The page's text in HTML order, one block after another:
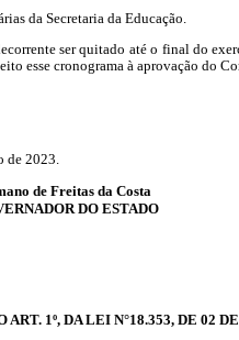
da Secretaria da Educação.
ser quitado até o final do
esse cronograma à aprovação do
de 2023.
de Freitas da Costa
DO ESTADO
ART. 1º, DA LEI N°18.353, DE 02